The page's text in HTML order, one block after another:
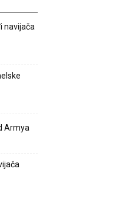
navijača
Armya